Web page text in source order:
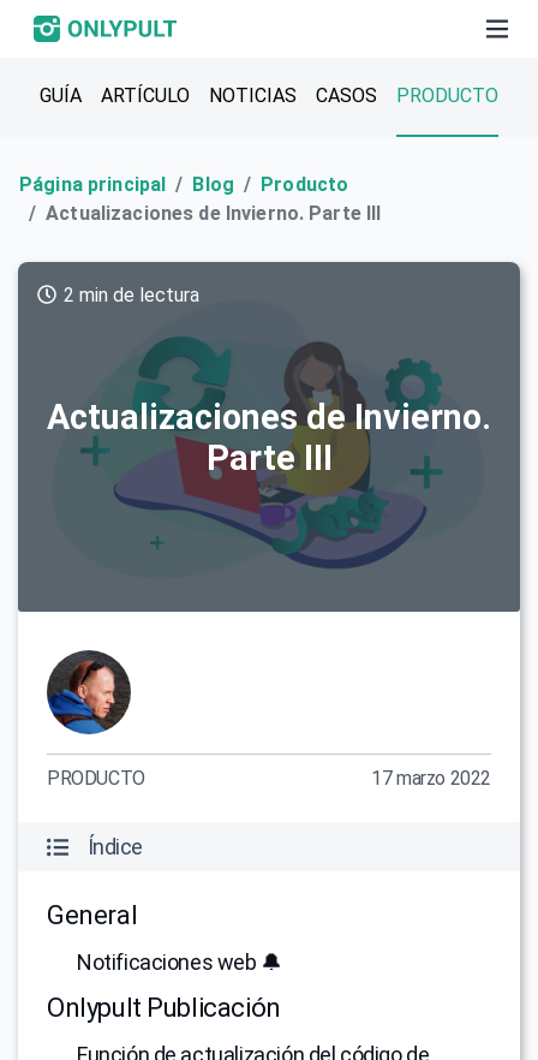
GUÍA ARTÍCULO NOTICIAS CASOS PRODUCTO
Página principal Blog
Producto
Actualizaciones de Invierno. Parte III
Actualizaciones de Invierno.
Parte III
2 min de lectura
PRODUCTO 17 marzo 2022
Índice
General
Notificaciones web 🔔
Onlypult Publicación